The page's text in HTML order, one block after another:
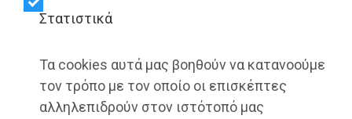
Στατιστικά
Τα cookies αυτά μας βοηθούν να κατανοούμε
τον τρόπο με τον οποίο οι επισκέπτες
αλληλεπιδρούν στον ιστότοπό μας
και διεθνούς επέκτασης
Dimotisnews | 29/09/2025 - 19:44